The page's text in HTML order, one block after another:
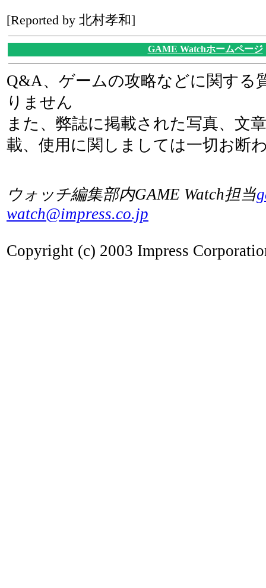
[Reported by 北村孝和]
GAME Watchホームページ
Q&A、ゲームの攻略などに関する
りません
また、弊誌に掲載された写真、文
載、使用に関しましては一切お断
ウォッチ編集部内GAME Watch担当
watch@impress.co.jp
Copyright (c) 2003 Impress